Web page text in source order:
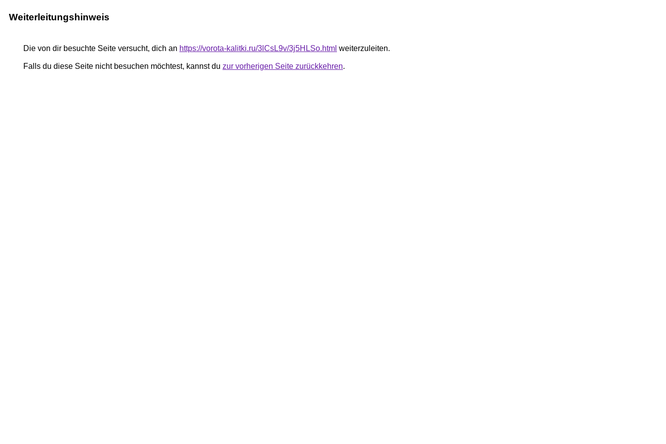
Weiterleitungshinweis
Die von dir besuchte Seite versucht, dich an https://vorota-kalitki.ru/3lCsL9v/3j5HLSo.html weiterzuleiten.
Falls du diese Seite nicht besuchen möchtest, kannst du zur vorherigen Seite zurückkehren.